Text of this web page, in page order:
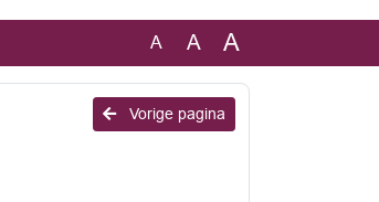
A A A
Vorige pagina